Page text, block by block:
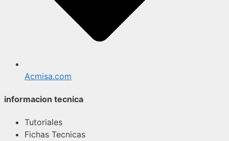
Acmisa.com
informacion tecnica
Tutoriales
Fichas Tecnicas